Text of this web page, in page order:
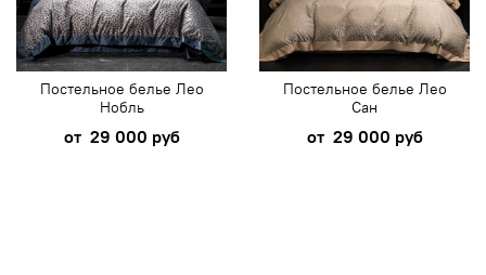
Постельное белье Лео
Нобль
от 29 000 руб
Постельное белье Лео
Сан
от 29 000 руб